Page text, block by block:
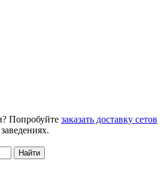
Попробуйте заказать доставку сетов